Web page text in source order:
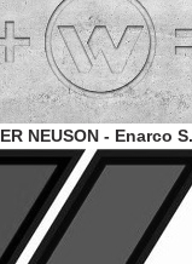
NEUSON - Enarco